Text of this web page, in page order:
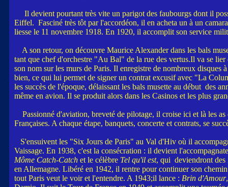
Il devient pourtant très vite un parigot des faubourgs dont il
Eiffel. Fasciné très tôt par l'accordéon, il en acheta un à un
liesse le 11 novembre 1918. En 1920, il accomplit son service
A son retour, on découvre Maurice Alexander dans les bals
tant que chef d'orchestre "Au Bal" de la rue des vertus.Il va se
son nom sur les murs de Paris. Il enregistre de nombreux
bien, ce qui lui permet de signer un contrat excusif avec "La
les succès de l'époque, délaissant les bals musette au début des
même en avion. Il se produit alors dans les Casinos et les plus
Passionné d'aviation, breveté de pilotage, il croise ici et là les
Françaises. A chaque étape, banquets, concerte et contrats, se
S'ensuivent les "Six Jours de Paris" au Val d'Hiv où il
Vaissage. En 1938, c'est la consécration : il devient
Môme Catch-Catch et le célèbre Tel qu'il est, qui deviendront des
en Allemagne. Libéré en 1942, il rentre pour continuer son
tout Paris veut le voir et l'entendre. A 1943;il lance : Brin d'Amour